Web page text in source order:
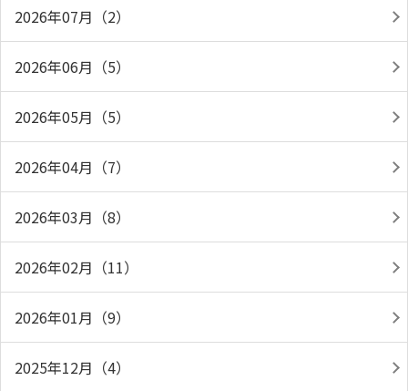
2026年07月（2）
2026年06月（5）
2026年05月（5）
2026年04月（7）
2026年03月（8）
2026年02月（11）
2026年01月（9）
2025年12月（4）